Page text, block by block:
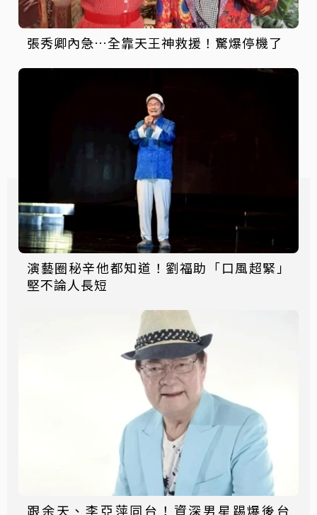
張秀卿內急…全靠天王神救援！驚爆停機了
演藝圈秘辛他都知道！劉福助「口風超緊」
堅不論人長短
跟余天、李亞萍同台！資深男星踢爆後台